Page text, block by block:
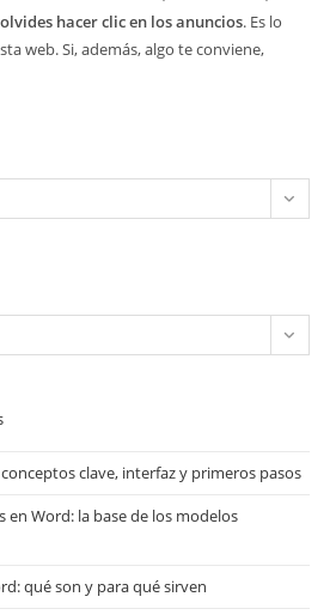
hacer clic en los anuncios. Es lo
web. Si, además, algo te conviene,
clave, interfaz y primeros pasos
en Word: la base de los modelos
qué son y para qué sirven